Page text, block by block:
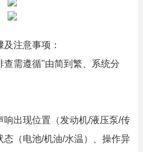
注意事项：
查需遵循"由简到繁、系统分
出现位置（发动机/液压泵/传
（电池/机油/水温）、操作异